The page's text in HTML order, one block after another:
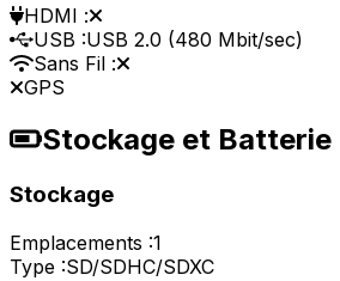
HDMI :
USB :USB 2.0 (480 Mbit/sec)
Sans Fil :
GPS
Stockage et Batterie
Stockage
Emplacements :1
Type :SD/SDHC/SDXC